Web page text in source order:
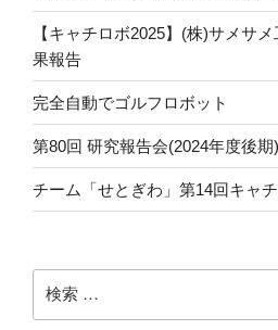
【キャチロボ2025】(株)サメサ
果報告
完全自動でゴルフロボット
第80回 研究報告会(2024年度後期)
チーム「せとぎわ」第14回キャ
索: